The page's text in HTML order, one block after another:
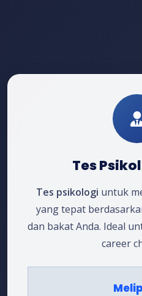
Tes
Tes psikologi untuk
yang tepat
dan bakat Anda. Ideal
career